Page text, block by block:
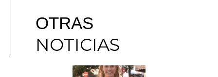
OTRAS
NOTICIAS